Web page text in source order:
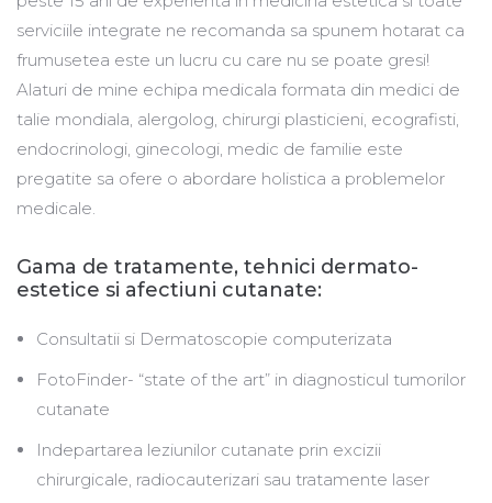
serviciile integrate ne recomanda sa spunem hotarat ca
frumusetea este un lucru cu care nu se poate gresi!
Alaturi de mine echipa medicala formata din medici de
talie mondiala, alergolog, chirurgi plasticieni, ecografisti,
endocrinologi, ginecologi, medic de familie este
pregatite sa ofere o abordare holistica a problemelor
medicale.
Gama de tratamente, tehnici dermato-
estetice si afectiuni cutanate:
Consultatii si Dermatoscopie computerizata
FotoFinder- “state of the art” in diagnosticul tumorilor
cutanate
Indepartarea leziunilor cutanate prin excizii
chirurgicale, radiocauterizari sau tratamente laser